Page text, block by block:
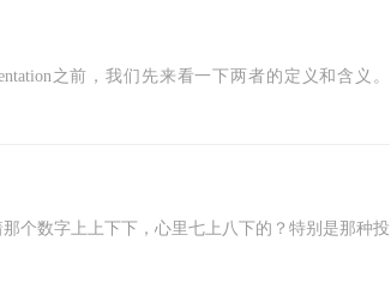
之前，我们先来看一下两者的定义和含义。
个数字上上下下，心里七上八下的？特别是那种投